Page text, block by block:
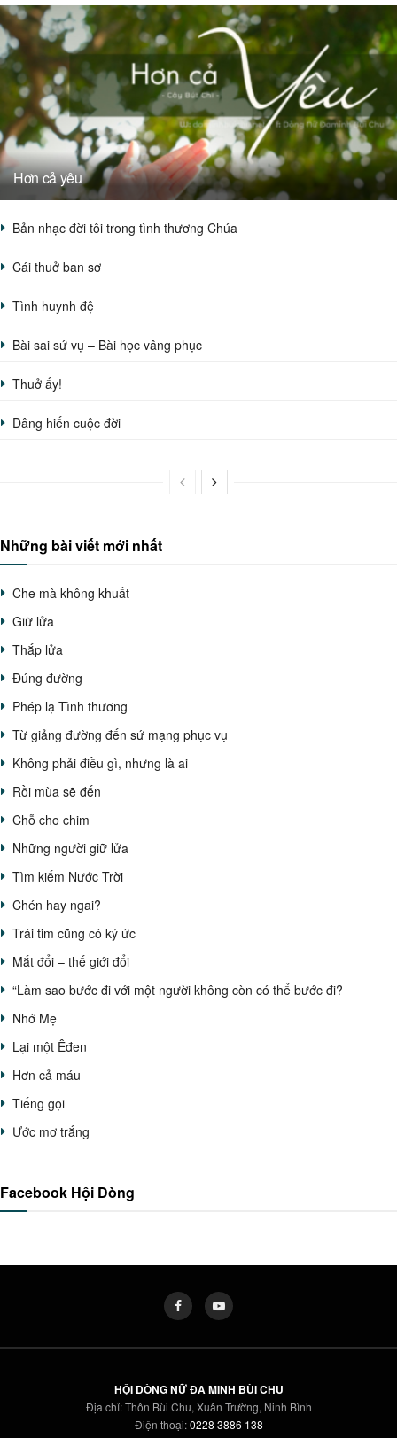
Hơn cả yêu
Bản nhạc đời tôi trong tình thương Chúa
Cái thuở ban sơ
Tình huynh đệ
Bài sai sứ vụ – Bài học vâng phục
Thuở ấy!
Dâng hiến cuộc đời
Những bài viết mới nhất
Che mà không khuất
Giữ lửa
Thắp lửa
Đúng đường
Phép lạ Tình thương
Từ giảng đường đến sứ mạng phục vụ
Không phải điều gì, nhưng là ai
Rồi mùa sẽ đến
Chỗ cho chim
Những người giữ lửa
Tìm kiếm Nước Trời
Chén hay ngai?
Trái tim cũng có ký ức
Mắt đổi – thế giới đổi
“Làm sao bước đi với một người không còn có thể bước đi?
Nhớ Mẹ
Lại một Êđen
Hơn cả máu
Tiếng gọi
Ước mơ trắng
Facebook Hội Dòng
HỘI DÒNG NỮ ĐA MINH BÙI CHU
Địa chỉ: Thôn Bùi Chu, Xuân Trường, Ninh Bình
Điện thoại:0228 3886 138